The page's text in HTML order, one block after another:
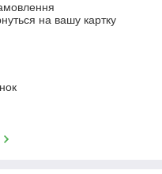
на вашу картку